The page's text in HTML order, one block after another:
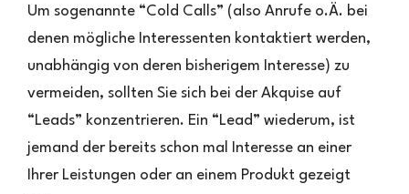
Um sogenannte “Cold Calls” (also Anrufe o.Ä. bei
denen mögliche Interessenten kontaktiert werden,
unabhängig von deren bisherigem Interesse) zu
vermeiden, sollten Sie sich bei der Akquise auf
“Leads” konzentrieren. Ein “Lead” wiederum, ist
jemand der bereits schon mal Interesse an einer
Ihrer Leistungen oder an einem Produkt gezeigt